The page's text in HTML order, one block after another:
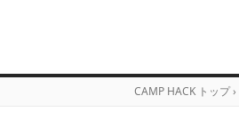
CAMP HACK トップ ›